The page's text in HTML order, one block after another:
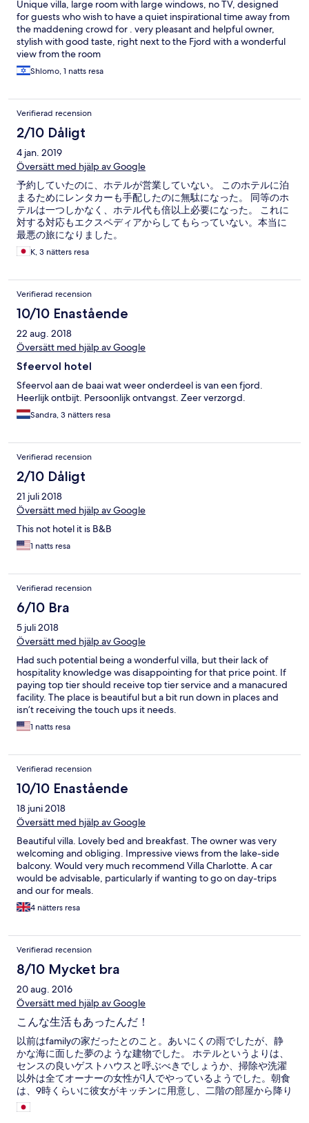
Unique villa, large room with large windows, no TV, designed
for guests who wish to have a quiet inspirational time away from
the maddening crowd for . very pleasant and helpful owner,
stylish with good taste, right next to the Fjord with a wonderful
view from the room
Shlomo, 1 natts resa
Verifierad recension
2/10 Dåligt
4 jan. 2019
Översätt med hjälp av Google
予約していたのに、ホテルが営業していない。 このホテルに泊
まるためにレンタカーも手配したのに無駄になった。 同等のホ
テルは一つしかなく、ホテル代も倍以上必要になった。 これに
対する対応もエクスペディアからしてもらっていない。本当に
最悪の旅になりました。
K, 3 nätters resa
Verifierad recension
10/10 Enastående
22 aug. 2018
Översätt med hjälp av Google
Sfeervol hotel
Sfeervol aan de baai wat weer onderdeel is van een fjord.
Heerlijk ontbijt. Persoonlijk ontvangst. Zeer verzorgd.
Sandra, 3 nätters resa
Verifierad recension
2/10 Dåligt
21 juli 2018
Översätt med hjälp av Google
This not hotel it is B&B
1 natts resa
Verifierad recension
6/10 Bra
5 juli 2018
Översätt med hjälp av Google
Had such potential being a wonderful villa, but their lack of
hospitality knowledge was disappointing for that price point. If
paying top tier should receive top tier service and a manacured
facility. The place is beautiful but a bit run down in places and
isn’t receiving the touch ups it needs.
1 natts resa
Verifierad recension
10/10 Enastående
18 juni 2018
Översätt med hjälp av Google
Beautiful villa. Lovely bed and breakfast. The owner was very
welcoming and obliging. Impressive views from the lake-side
balcony. Would very much recommend Villa Charlotte. A car
would be advisable, particularly if wanting to go on day-trips
and our for meals.
4 nätters resa
Verifierad recension
8/10 Mycket bra
20 aug. 2016
Översätt med hjälp av Google
こんな生活もあったんだ！
以前はfamilyの家だったとのこと。あいにくの雨でしたが、静
かな海に面した夢のような建物でした。 ホテルというよりは、
センスの良いゲストハウスと呼ぶべきでしょうか、掃除や洗濯
以外は全てオーナーの女性が1人でやっているようでした。朝食
は、9時くらいに彼女がキッチンに用意し、二階の部屋から降り
てきた人達が、おはようと声をかけ、空いてる席で食べ、食器
を自分たちでシンクに下げるような雰囲気です。 テレビはあり